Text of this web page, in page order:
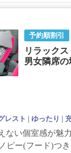
予約順割引
リラックス
男女隣席の
レスト ゆったり
ない個室感が魅
ピー(フード)つき